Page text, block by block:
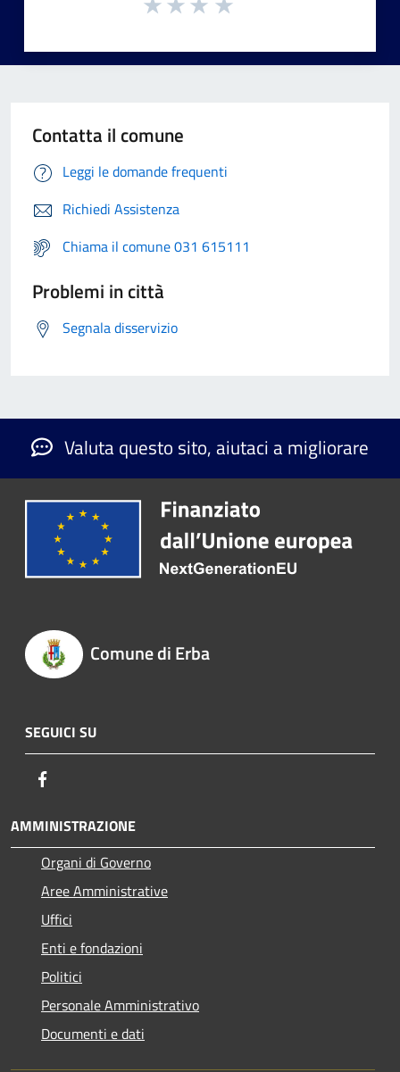
Contatta il comune
Leggi le domande frequenti
Richiedi Assistenza
Chiama il comune 031 615111
Problemi in città
Segnala disservizio
Valuta questo sito, aiutaci a migliorare
Comune di Erba
SEGUICI SU
AMMINISTRAZIONE
Organi di Governo
Aree Amministrative
Uffici
Enti e fondazioni
Politici
Personale Amministrativo
Documenti e dati